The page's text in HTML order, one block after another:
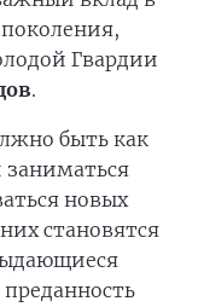
Гвардии
.
быть как
новых
становятся